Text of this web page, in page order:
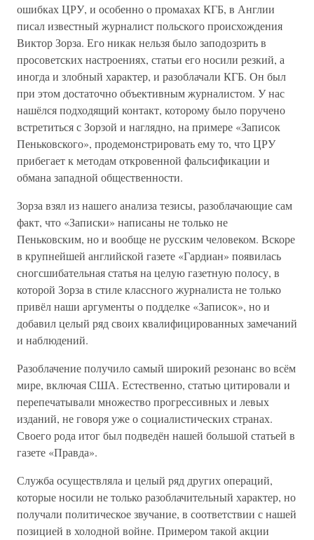
ошибках ЦРУ, и особенно о промахах КГБ, в Англии
писал известный журналист польского происхождения
Виктор Зорза. Его никак нельзя было заподозрить в
просоветских настроениях, статьи его носили резкий, а
иногда и злобный характер, и разоблачали КГБ. Он был
при этом достаточно объективным журналистом. У нас
нашёлся подходящий контакт, которому было поручено
встретиться с Зорзой и наглядно, на примере «Записок
Пеньковского», продемонстрировать ему то, что ЦРУ
прибегает к методам откровенной фальсификации и
обмана западной общественности.
Зорза взял из нашего анализа тезисы, разоблачающие сам
факт, что «Записки» написаны не только не
Пеньковским, но и вообще не русским человеком. Вскоре
в крупнейшей английской газете «Гардиан» появилась
сногсшибательная статья на целую газетную полосу, в
которой Зорза в стиле классного журналиста не только
привёл наши аргументы о подделке «Записок», но и
добавил целый ряд своих квалифицированных замечаний
и наблюдений.
Разоблачение получило самый широкий резонанс во всём
мире, включая США. Естественно, статью цитировали и
перепечатывали множество прогрессивных и левых
изданий, не говоря уже о социалистических странах.
Своего рода итог был подведён нашей большой статьей в
газете «Правда».
Служба осуществляла и целый ряд других операций,
которые носили не только разоблачительный характер, но
получали политическое звучание, в соответствии с нашей
позицией в холодной войне. Примером такой акции